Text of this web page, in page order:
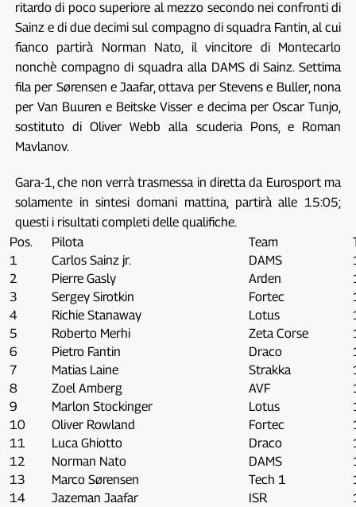
ritardo di poco superiore al mezzo secondo nei confronti di
Sainz e di due decimi sul compagno di squadra Fantin, al cui
fianco partirà Norman Nato, il vincitore di Montecarlo
nonchè compagno di squadra alla DAMS di Sainz. Settima
fila per Sørensen e Jaafar, ottava per Stevens e Buller, nona
per Van Buuren e Beitske Visser e decima per Oscar Tunjo,
sostituto di Oliver Webb alla scuderia Pons, e Roman
Mavlanov.
Gara-1, che non verrà trasmessa in diretta da Eurosport ma
solamente in sintesi domani mattina, partirà alle 15:05;
questi i risultati completi delle qualifiche.
Pos.
Pilota Team
1
Carlos Sainz jr. DAMS
2
Pierre Gasly Arden
3
Sergey Sirotkin Fortec
4
Richie Stanaway Lotus
5
Roberto Merhi Zeta Corse
6
Pietro Fantin Draco
7
Matias Laine Strakka
8
Zoel Amberg AVF
9
Marlon Stockinger Lotus
10
Oliver Rowland Fortec
11
Luca Ghiotto Draco
12
Norman Nato DAMS
13
Marco Sørensen Tech 1
14
Jazeman Jaafar ISR